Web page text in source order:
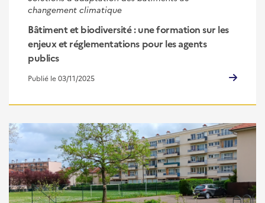
changement climatique
Bâtiment et biodiversité : une formation sur les
enjeux et réglementations pour les agents
publics
Publié le 03/11/2025